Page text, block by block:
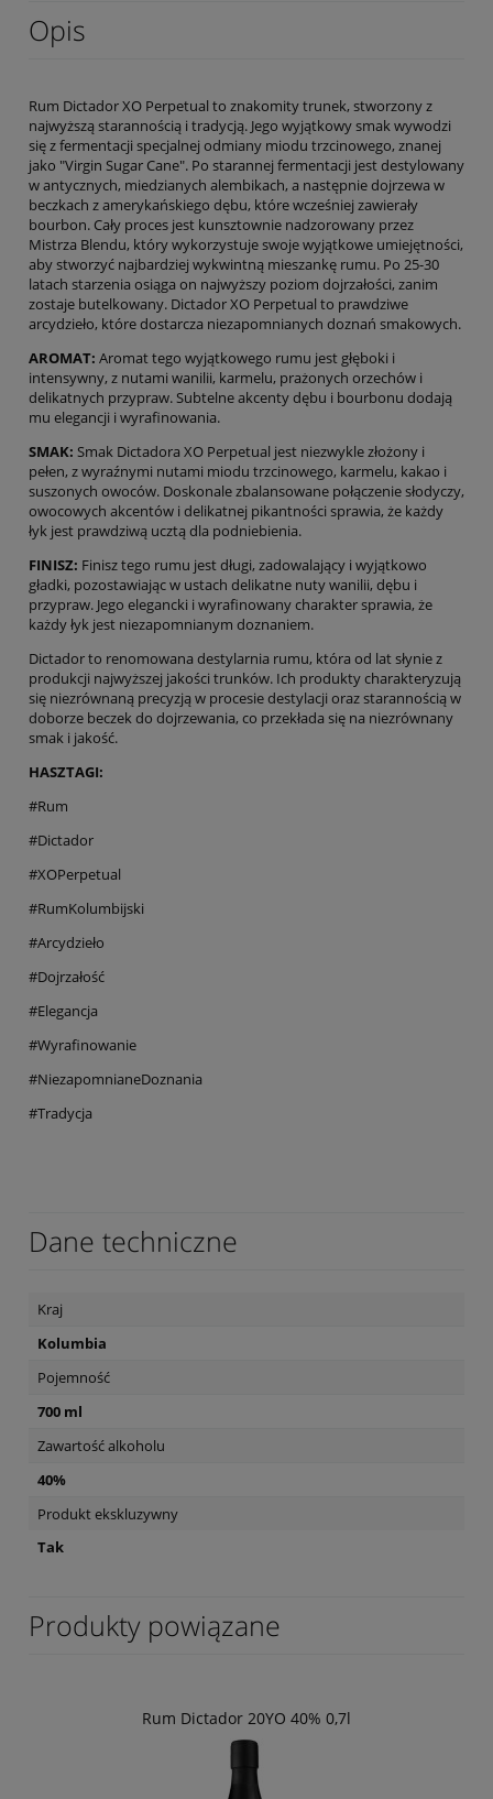
Opis
Rum Dictador XO Perpetual to znakomity trunek, stworzony z
najwyższą starannością i tradycją. Jego wyjątkowy smak wywodzi
się z fermentacji specjalnej odmiany miodu trzcinowego, znanej
jako "Virgin Sugar Cane". Po starannej fermentacji jest destylowany
w antycznych, miedzianych alembikach, a następnie dojrzewa w
beczkach z amerykańskiego dębu, które wcześniej zawierały
bourbon. Cały proces jest kunsztownie nadzorowany przez
Mistrza Blendu, który wykorzystuje swoje wyjątkowe umiejętności,
aby stworzyć najbardziej wykwintną mieszankę rumu. Po 25-30
latach starzenia osiąga on najwyższy poziom dojrzałości, zanim
zostaje butelkowany. Dictador XO Perpetual to prawdziwe
arcydzieło, które dostarcza niezapomnianych doznań smakowych.
AROMAT: Aromat tego wyjątkowego rumu jest głęboki i
intensywny, z nutami wanilii, karmelu, prażonych orzechów i
delikatnych przypraw. Subtelne akcenty dębu i bourbonu dodają
mu elegancji i wyrafinowania.
SMAK: Smak Dictadora XO Perpetual jest niezwykle złożony i
pełen, z wyraźnymi nutami miodu trzcinowego, karmelu, kakao i
suszonych owoców. Doskonale zbalansowane połączenie słodyczy,
owocowych akcentów i delikatnej pikantności sprawia, że każdy
łyk jest prawdziwą ucztą dla podniebienia.
FINISZ: Finisz tego rumu jest długi, zadowalający i wyjątkowo
gładki, pozostawiając w ustach delikatne nuty wanilii, dębu i
przypraw. Jego elegancki i wyrafinowany charakter sprawia, że
każdy łyk jest niezapomnianym doznaniem.
Dictador to renomowana destylarnia rumu, która od lat słynie z
produkcji najwyższej jakości trunków. Ich produkty charakteryzują
się niezrównaną precyzją w procesie destylacji oraz starannością w
doborze beczek do dojrzewania, co przekłada się na niezrównany
smak i jakość.
HASZTAGI:
#Rum
#Dictador
#XOPerpetual
#RumKolumbijski
#Arcydzieło
#Dojrzałość
#Elegancja
#Wyrafinowanie
#NiezapomnianeDoznania
#Tradycja
Dane techniczne
Kraj
Kolumbia
Pojemność
700 ml
Zawartość alkoholu
40%
Produkt ekskluzywny
Tak
Produkty powiązane
Rum Dictador 20YO 40% 0,7l